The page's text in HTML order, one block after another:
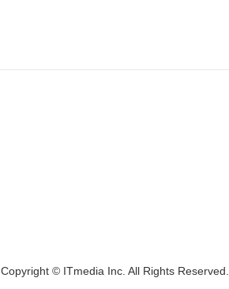
Copyright © ITmedia Inc. All Rights Reserved.